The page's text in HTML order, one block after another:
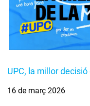
UPC, la millor
16 de març 2026